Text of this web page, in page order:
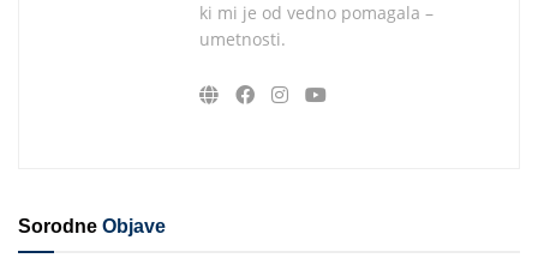
ki mi je od vedno pomagala –
umetnosti.
Sorodne Objave